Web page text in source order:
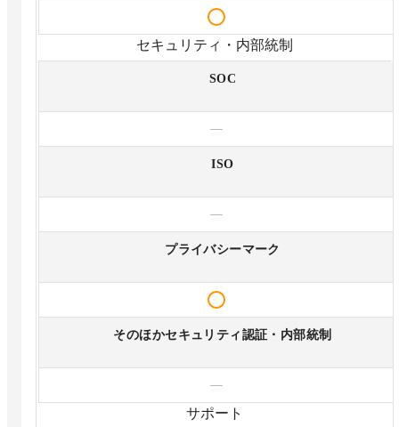
セキュリティ・内部統制
SOC
—
ISO
—
プライバシーマーク
そのほかセキュリティ認証・内部統制
—
サポート